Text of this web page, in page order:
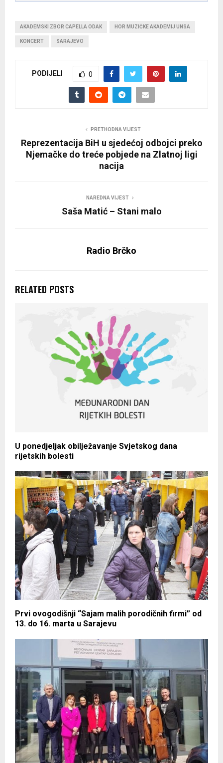
AKADEMSKI ZBOR CAPELLA ODAK HOR MUZIČKE AKADEMIJ UNSA
KONCERT SARAJEVO
PODIJELI 0
PRETHODNA VIJEST
Reprezentacija BiH u sjedećoj odbojci preko
Njemačke do treće pobjede na Zlatnoj ligi
nacija
NAREDNA VIJEST
Saša Matić – Stani malo
Radio Brčko
RELATED POSTS
U ponedjeljak obilježavanje Svjetskog dana
rijetskih bolesti
Prvi ovogodišnji “Sajam malih porodičnih firmi” od
13. do 16. marta u Sarajevu